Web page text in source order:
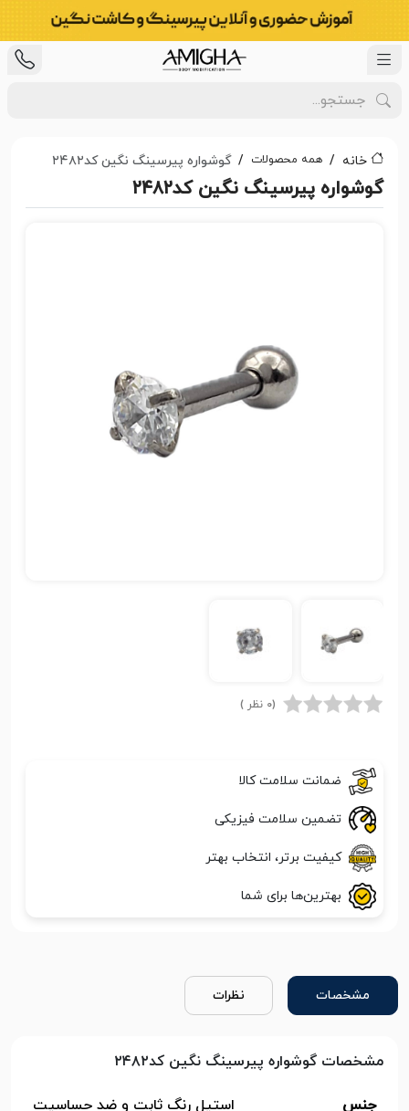
خانه همه محصولات گوشواره پیرسینگ نگین کد۲۴۸۲
گوشواره پیرسینگ نگین کد۲۴۸۲
(0 نظر )
ضمانت سلامت کالا
تضمین سلامت فیزیکی
کیفیت برتر، انتخاب بهتر
بهترین‌ها برای شما
مشخصات نظرات
مشخصات گوشواره پیرسینگ نگین کد۲۴۸۲
جنس
استیل رنگ ثابت و ضد حساسیت